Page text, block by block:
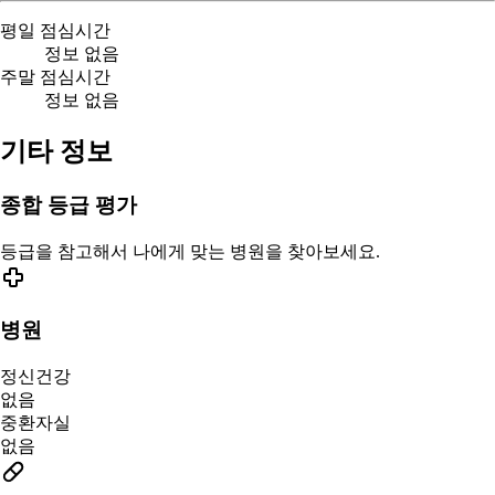
평일 점심시간
정보 없음
주말 점심시간
정보 없음
기타 정보
종합 등급 평가
등급을 참고해서 나에게 맞는 병원을 찾아보세요.
병원
정신건강
없음
중환자실
없음